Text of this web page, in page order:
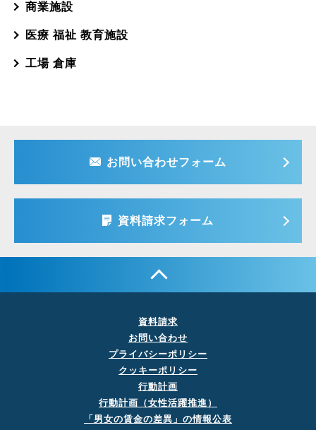
商業施設
医療 福祉 教育施設
工場 倉庫
お問い合わせフォーム
資料請求フォーム
資料請求
お問い合わせ
プライバシーポリシー
クッキーポリシー
行動計画
行動計画（女性活躍推進）
「男女の賃金の差異」の情報公表